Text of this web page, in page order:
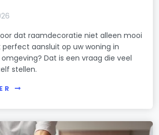
dat raamdecoratie niet alleen mooi
aansluit op uw woning in
Dat is een vraag die veel
stellen.